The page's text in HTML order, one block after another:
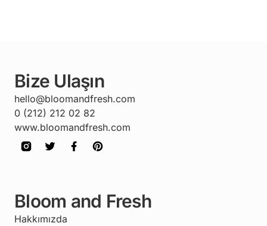
Bize Ulaşın
hello@bloomandfresh.com
0 (212) 212 02 82
www.bloomandfresh.com
Bloom and Fresh
Hakkımızda